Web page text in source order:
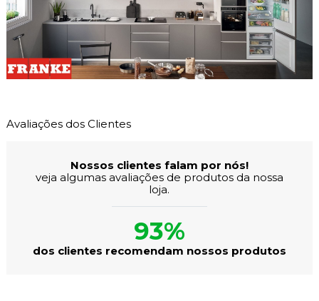
Avaliações dos Clientes
Nossos clientes falam por nós!
veja algumas avaliações de produtos da nossa
loja.
93%
dos clientes recomendam nossos produtos